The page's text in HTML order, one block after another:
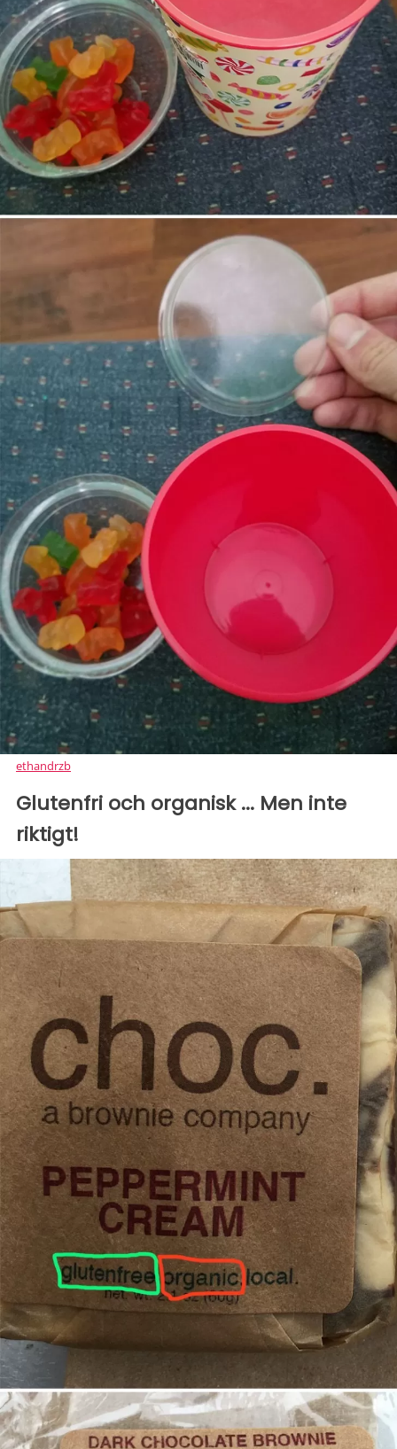
ethandrzb
Glutenfri och organisk ... Men inte
riktigt!